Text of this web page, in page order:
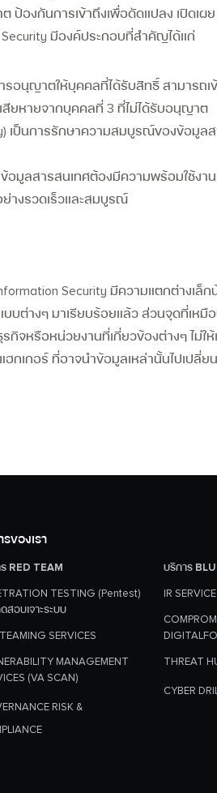
ต ป้องกันการเข้าถึงเพื่อดัดแปลง เปิดเ
Security มีองค์ประกอบที่สำคัญได้แก่
รอนุญาตให้บุคคลที่ได้รับสิทธิ์ สามารถเ
สียหายจากบุคคลที่ 3 ที่ไม่ได้รับอนุญาต
เป็นการรักษาความสมบูรณ์ของข้อมูลส
อมูลสารสนเทศต้องมีความพร้อมใช้งา
างรวดเร็วและสมบูรณ์
Security มีความแตกต่างเล็
บต่างๆ มาเรียบร้อยแล้ว ส่วนจุดที่เหมื
จหรือหน่วยงานที่เกี่ยวข้องต่างๆ ไม่ใ
กเกอร์ ที่อาจนำข้อมูลเหล่านั้นไปเปลี่ย
ของเรา
RED TEAM
TESTING (Pentest)
สอบเจาะระบบ
SERVICES
MANAGEMENT
(VA SCAN)
RISK &
บริการ
IR SERVICE
THREAT
CYBER